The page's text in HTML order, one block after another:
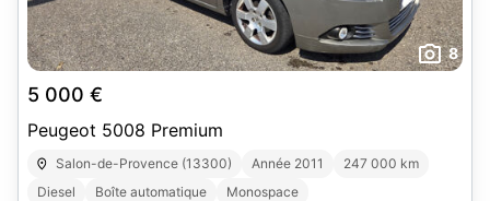
8
5 000 €
Peugeot 5008 Premium
Salon-de-Provence (13300) Année 2011
247 000 km
Diesel
Boîte automatique Monospace